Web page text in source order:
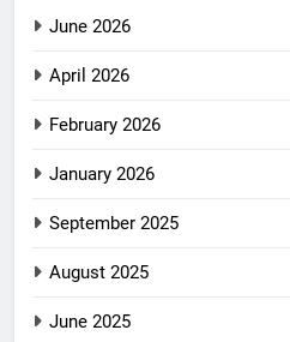
June 2026
April 2026
February 2026
January 2026
September 2025
August 2025
June 2025